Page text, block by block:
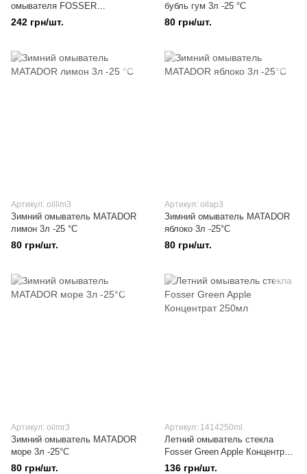
омывателя FOSSER
Screenclean Winter Conc. - 70 °
242 грн/шт.
бубль гум 3л -25 °C
80 грн/шт.
Артикул: oillim3
Зимний омыватель MATADOR
лимон 3л -25 °C
80 грн/шт.
Артикул: oilap3
Зимний омыватель MATADOR
яблоко 3л -25°C
80 грн/шт.
Артикул: oilmr3
Зимний омыватель MATADOR
море 3л -25°C
80 грн/шт.
Артикул: 1414250ml
Летний омыватель стекла
Fosser Green Apple Концентрат
250мл
136 грн/шт.